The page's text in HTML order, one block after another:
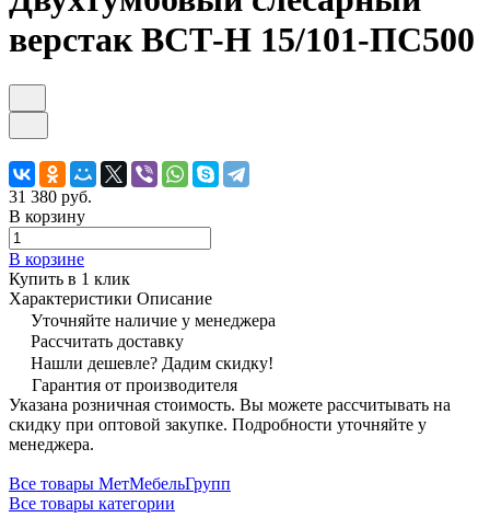
верстак ВСТ-Н 15/101-ПС500
31 380 руб.
В корзину
В корзине
Купить в 1 клик
Характеристики Описание
Уточняйте наличие у менеджера
Рассчитать доставку
Нашли дешевле? Дадим скидку!
Гарантия от производителя
Указана розничная стоимость. Вы можете рассчитывать на
скидку при оптовой закупке. Подробности уточняйте у
менеджера.
Все товары МетМебельГрупп
Все товары категории